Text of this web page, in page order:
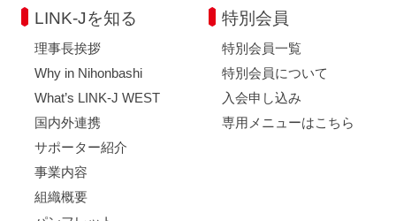
LINK-Jを知る
理事長挨拶
Why in Nihonbashi
What’s LINK-J WEST
国内外連携
サポーター紹介
事業内容
組織概要
特別会員
特別会員一覧
特別会員について
入会申し込み
専用メニューはこちら